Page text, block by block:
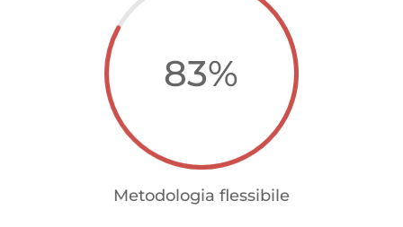
83%
Metodologia flessibile